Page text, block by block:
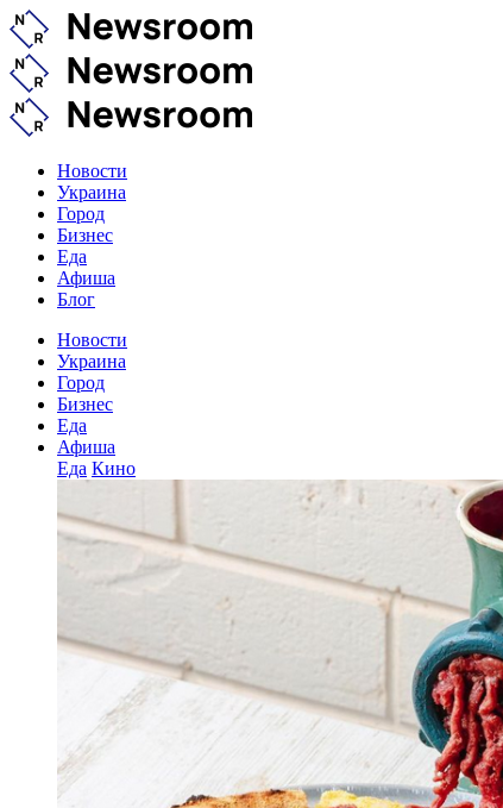
Новости
Украина
Город
Бизнес
Еда
Афиша
Блог
Новости
Украина
Город
Бизнес
Еда
Афиша
Еда Кино